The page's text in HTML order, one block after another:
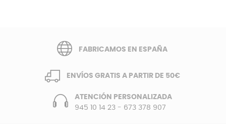
FABRICAMOS EN ESPAÑA
ENVÍOS GRATIS A PARTIR DE 50€
ATENCIÓN PERSONALIZADA
945 10 14 23- 673 378 907